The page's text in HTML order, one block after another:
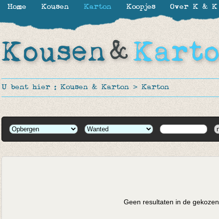
U bent hier : Kousen & Karton > Karton
Geen resultaten in de
Home Kousen Karton Koopjes Over K & K